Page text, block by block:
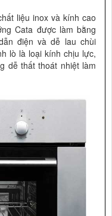
liệu inox và kính cao
Cata được làm bằng
điện và dễ lau chùi
lò là loại kính chịu lực,
dễ thất thoát nhiệt làm